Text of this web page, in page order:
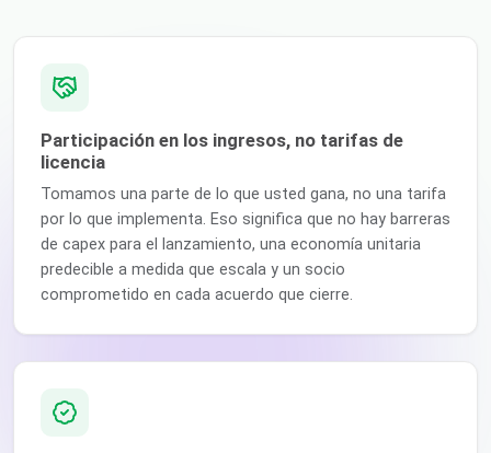
Participación en los ingresos, no tarifas de
licencia
Tomamos una parte de lo que usted gana, no una tarifa
por lo que implementa. Eso significa que no hay barreras
de capex para el lanzamiento, una economía unitaria
predecible a medida que escala y un socio
comprometido en cada acuerdo que cierre.